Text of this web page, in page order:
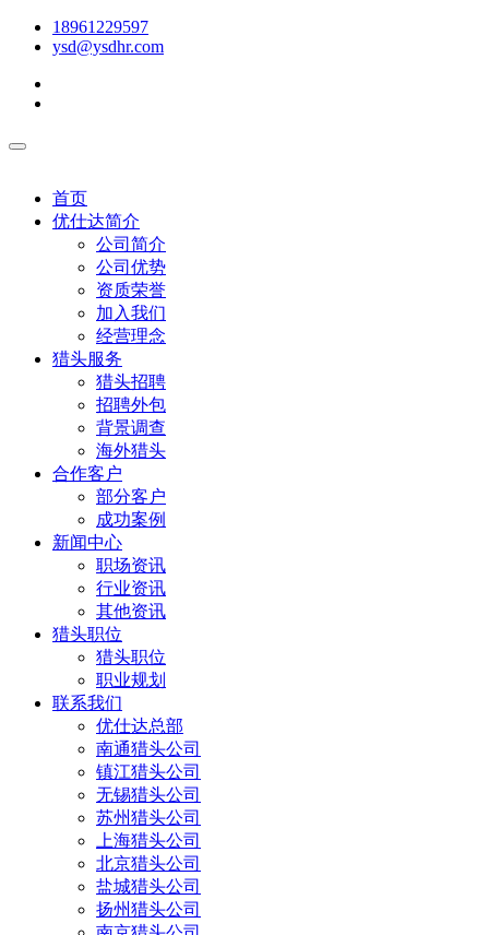
18961229597
ysd@ysdhr.com
首页
优仕达简介
公司简介
公司优势
资质荣誉
加入我们
经营理念
猎头服务
猎头招聘
招聘外包
背景调查
海外猎头
合作客户
部分客户
成功案例
新闻中心
职场资讯
行业资讯
其他资讯
猎头职位
猎头职位
职业规划
联系我们
优仕达总部
南通猎头公司
镇江猎头公司
无锡猎头公司
苏州猎头公司
上海猎头公司
北京猎头公司
盐城猎头公司
扬州猎头公司